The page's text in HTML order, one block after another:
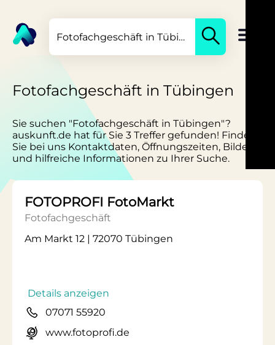
Fotofachgeschäft in Tübingen
Sie suchen "Fotofachgeschäft in Tübingen"?
auskunft.de hat für Sie 3 Treffer gefunden! Finden
Sie bei uns Kontaktdaten, Öffnungszeiten, Bilder
und hilfreiche Informationen zu Ihrer Suche.
FOTOPROFI FotoMarkt
Fotofachgeschäft
Am Markt 12 | 72070 Tübingen
Details anzeigen
07071 55920
www.fotoprofi.de